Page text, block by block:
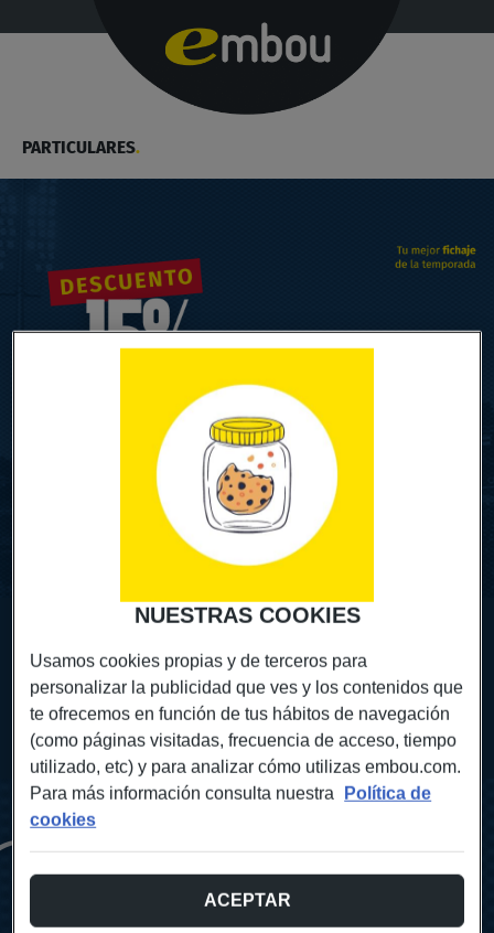
PARTICULARES.
Contáctanos para más info
UNACONEXIÓN ACTIVA
Deporte Aragonés Actualidad
CONECTANDO CON EL
DEPORTE ARAGONÉS
NUESTRAS COOKIES
Usamos cookies propias y de terceros para
personalizar la publicidad que ves y los contenidos que
te ofrecemos en función de tus hábitos de navegación
(como páginas visitadas, frecuencia de acceso, tiempo
utilizado, etc) y para analizar cómo utilizas embou.com.
Para más información consulta nuestra
Política de
cookies
ACEPTAR